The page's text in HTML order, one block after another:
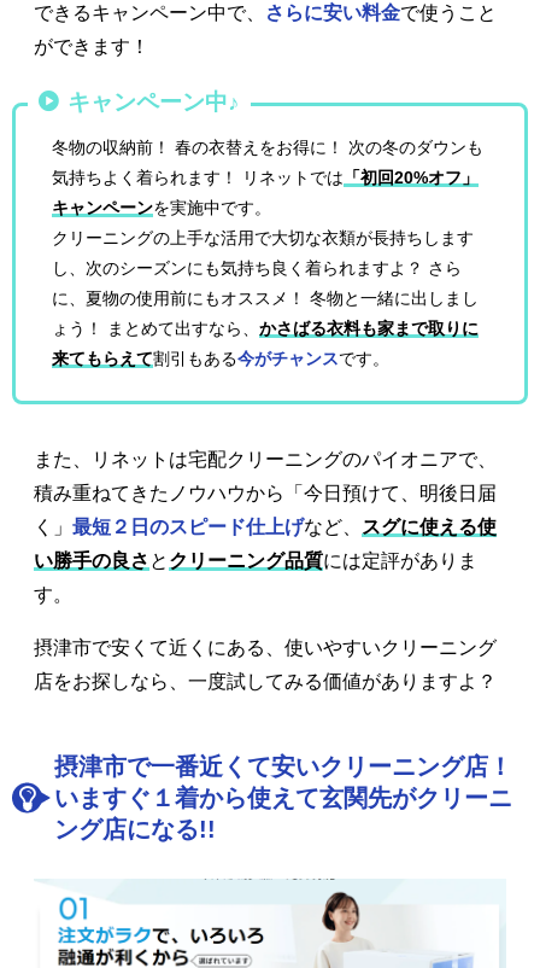
できるキャンペーン中で、
さらに安い料金で使うこと
ができます！
キャンペーン中♪
冬物の収納前！ 春の衣替えをお得に！ 次の冬のダウンも
気持ちよく着られます！ リネットでは 「初回20%オフ」
キャンペーンを実施中です。
クリーニングの上手な活用で大切な衣類が長持ちします
し、次のシーズンにも気持ち良く着られますよ？ さら
に、夏物の使用前にもオススメ！ 冬物と一緒に出しまし
ょう！ まとめて出すなら、かさばる衣料も家まで取りに
来てもらえて割引もある今がチャンスです。
また、リネットは宅配クリーニングのパイオニアで、
積み重ねてきたノウハウから「今日預けて、明後日届
く」 最短２日のスピード仕上げなど、
スグに使える使
い勝手の良さ と クリーニング品質には定評がありま
す。
摂津市で安くて近くにある、使いやすいクリーニング
店をお探しなら、一度試してみる価値がありますよ？
摂津市で一番近くて安いクリーニング店！
いますぐ１着から使えて玄関先がクリーニ
ング店になる!!